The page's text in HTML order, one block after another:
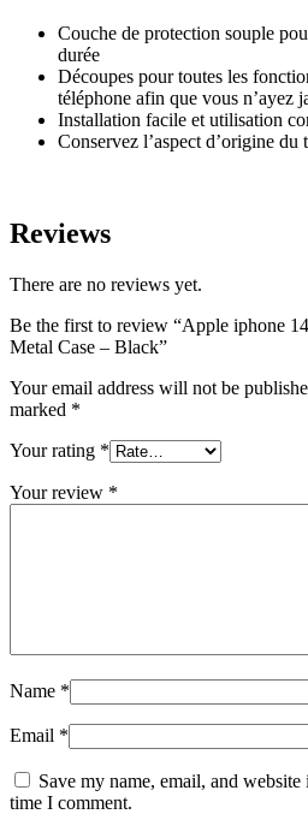
Couche de protection souple
durée
Découpes pour toutes les
téléphone afin que vous n’ayez
Installation facile et utilisation
Conservez l’aspect d’origine du
Reviews
There are no reviews yet.
Be the first to review “Apple iphone
Metal Case – Black”
Your email address will not be
marked *
Your rating *
Your review *
Name *
Email *
Save my name, email, and
time I comment.